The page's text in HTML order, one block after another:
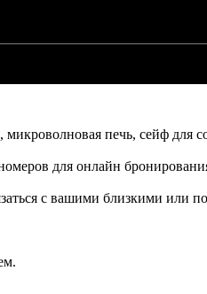
печь, сейф для
для онлайн
с вашими близкими или